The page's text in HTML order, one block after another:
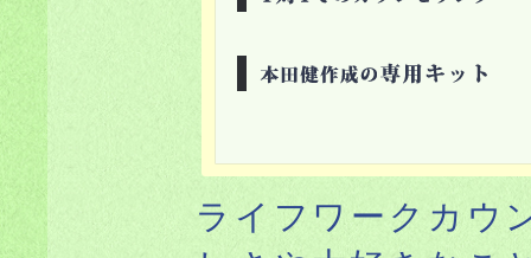
ライフワークカウ